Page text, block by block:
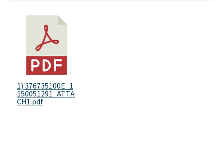
1) 376735100E_1
150051291_ATTA
CH1.pdf